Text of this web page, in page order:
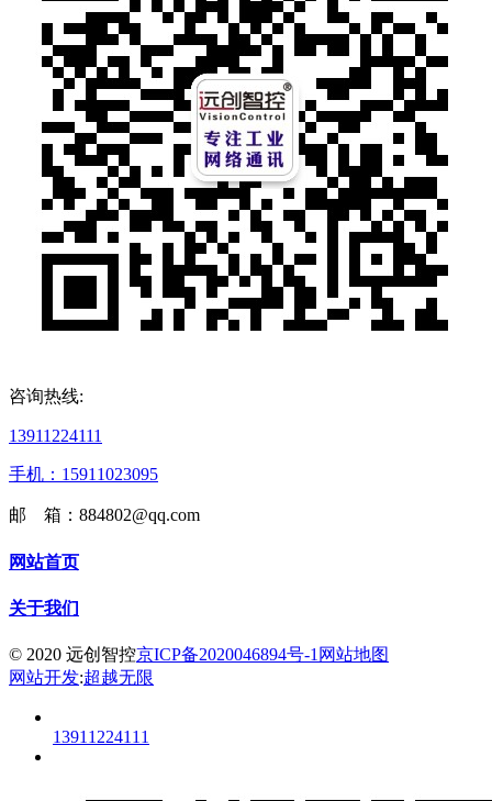
咨询热线:
13911224111
手机：15911023095
邮 箱：884802@qq.com
网站首页
关于我们
© 2020 远创智控京ICP备2020046894号-1 网站地图
网站开发:超越无限
13911224111